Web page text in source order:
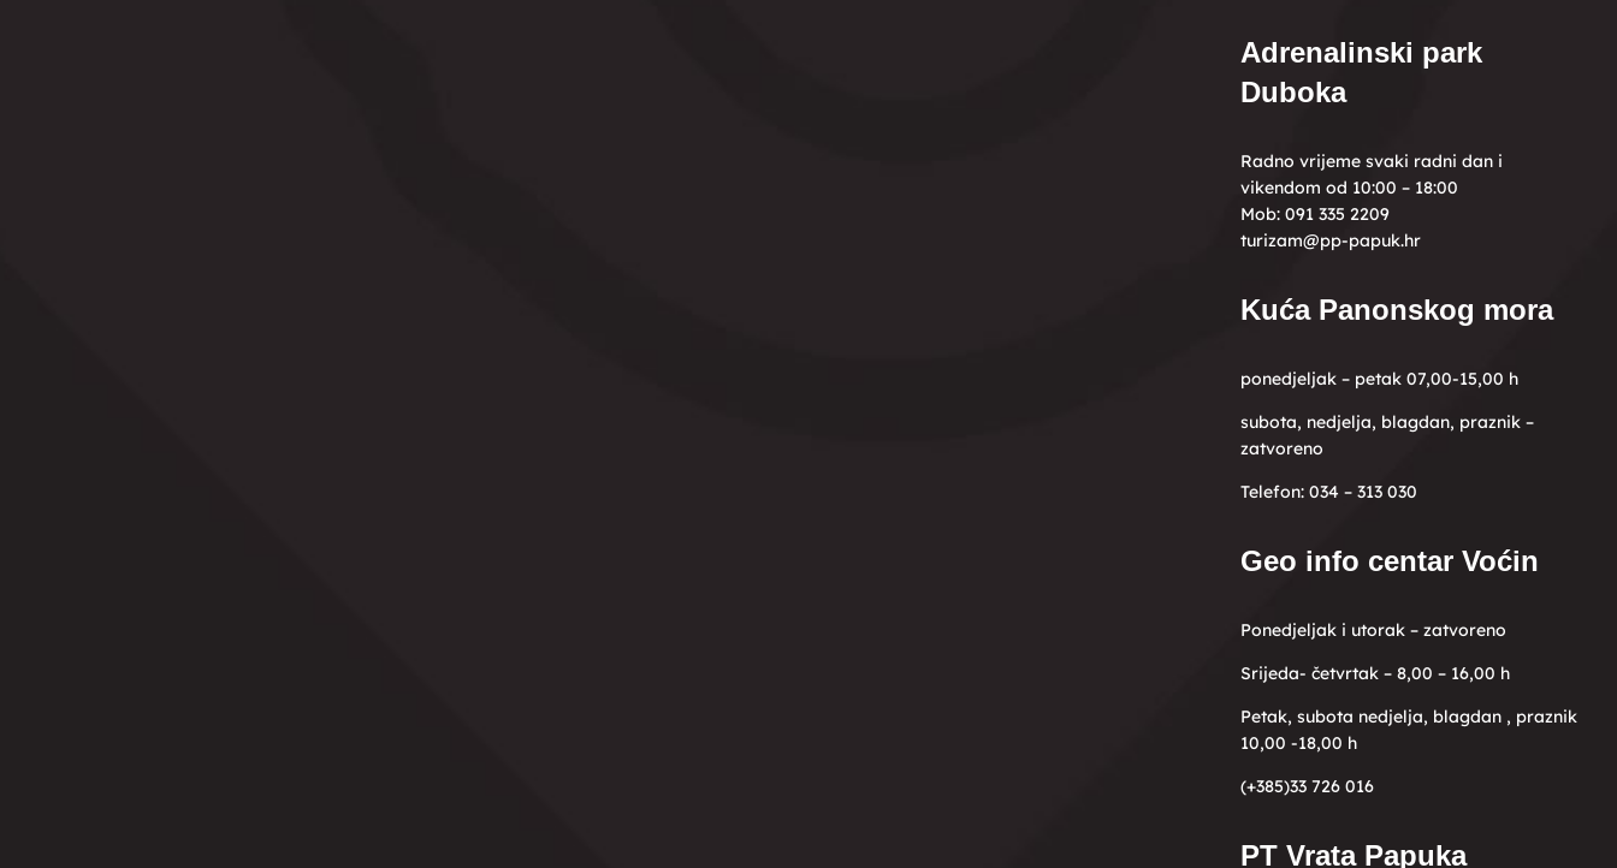
Adrenalinski park
Duboka
Radno vrijeme svaki radni dan i
vikendom od 10:00 – 18:00
Mob: 091 335 2209
turizam@pp-papuk.hr
Kuća Panonskog mora
ponedjeljak – petak 07,00-15,00 h
subota, nedjelja, blagdan, praznik –
zatvoreno
Telefon: 034 – 313 030
Geo info centar Voćin
Ponedjeljak i utorak – zatvoreno
Srijeda- četvrtak – 8,00 – 16,00 h
Petak, subota nedjelja, blagdan , praznik
10,00 -18,00 h
(+385)33 726 016
PT Vrata Papuka